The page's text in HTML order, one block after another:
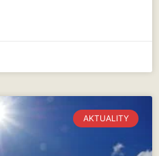
AKTUALITY